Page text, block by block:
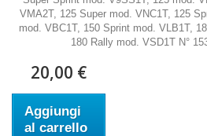
VMA2T, 125 Super mod. VNC1T, 125
mod. VBC1T, 150 Sprint mod. VLB1T,
180 Rally mod. VSD1T N°
20,00 €
Aggiungi
al carrello